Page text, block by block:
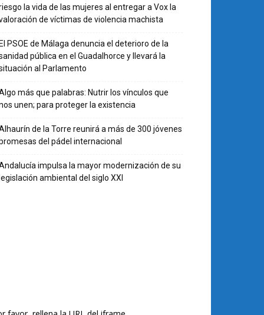
la vida de las mujeres al entregar a Vox la
de víctimas de violencia machista
PSOE de Málaga denuncia el deterioro de la
pública en el Guadalhorce y llevará la
al Parlamento
más que palabras: Nutrir los vínculos que
unen; para proteger la existencia
de la Torre reunirá a más de 300 jóvenes
del pádel internacional
impulsa la mayor modernización de su
ambiental del siglo XXI